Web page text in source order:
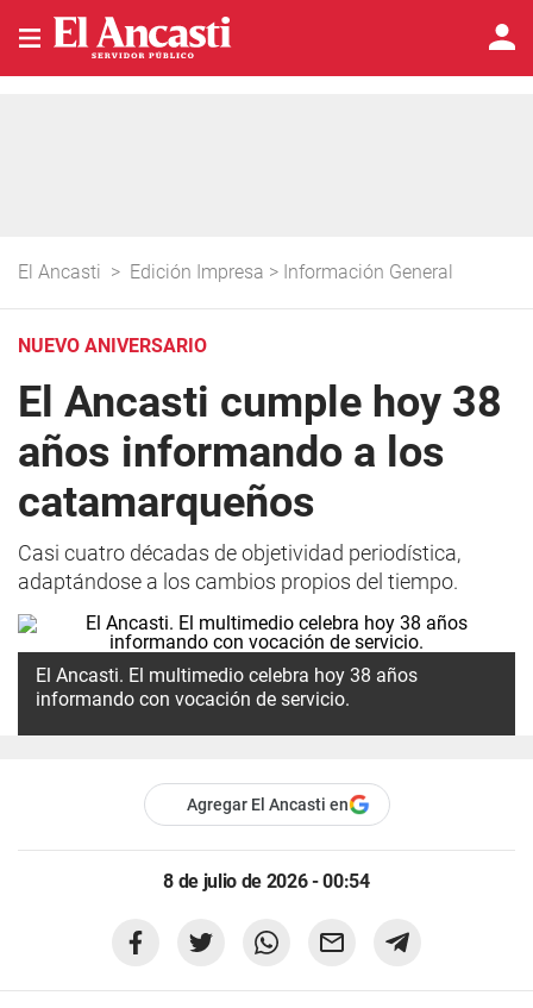
El Ancasti > Edición Impresa > Información General
NUEVO ANIVERSARIO
El Ancasti cumple hoy 38
años informando a los
catamarqueños
Casi cuatro décadas de objetividad periodística,
adaptándose a los cambios propios del tiempo.
El Ancasti. El multimedio celebra hoy 38 años
informando con vocación de servicio.
Agregar El Ancasti en
8 de julio de 2026 - 00:54